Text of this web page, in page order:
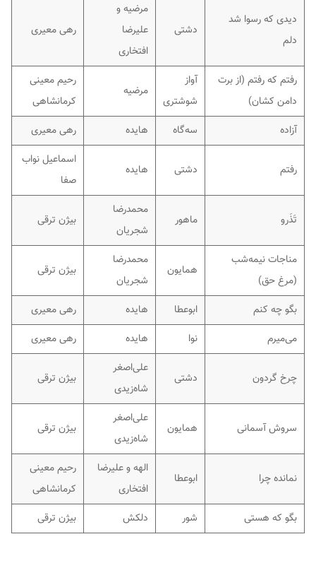
دیدی که رسوا شد
دلم
دشتی
مرضیه و
علیرضا
افتخاری
رهی معیری
رفتم که رفتم (از برت
دامن کشان)
آواز
شوشتری
مرضیه
رحیم معینی
کرمانشاهی
آزاده
سه‌گاه هایده رهی معیری
رفتم دشتی هایده
اسماعیل نواب
صفا
تَذَرو ماهور
محمدرضا
شجریان
بیژن ترقی
مناجات نیمه‌شب
(مرغ حق)
همایون
محمدرضا
شجریان
بیژن ترقی
بگو چه کنم ابوعطا هایده
رهی معیری
می‌میرم
نوا هایده رهی معیری
چرخ گردون دشتی
علی‌اصغر
شاه‌زیدی
بیژن ترقی
سروش آسمانی همایون
علی‌اصغر
شاه‌زیدی
بیژن ترقی
نمانده چرا ابوعطا
الهه و علیرضا
افتخاری
رحیم معینی
کرمانشاهی
بگو که هستی
شور دلکش بیژن ترقی